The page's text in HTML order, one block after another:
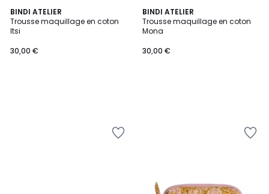
BINDI ATELIER
Trousse maquillage en coton
Itsi
30,00 €
BINDI ATELIER
Trousse maquillage en coton
Mona
30,00 €